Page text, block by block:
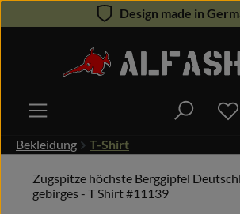
Zum Hauptinhalt springenDesign made in
Bekleidung T-Shirt
Zugspitze höchste Berggipfel
gebirges - T Shirt #11139